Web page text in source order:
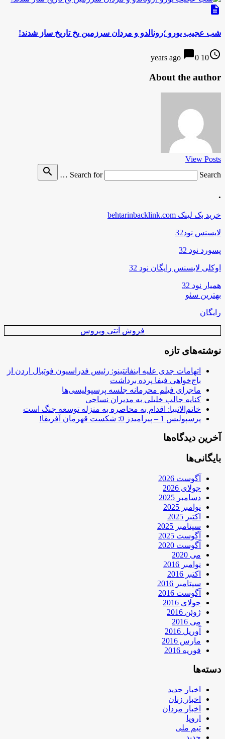
description
شب عجیب یورو ؛رونالدو و مردان سرزمین یخ تاریخ ساز شدند!
access_time
10 years ago
chat_bubble0
About the author
View Posts
Search for
Search …
search
.
خرید بک لینک behtarinbacklink.com
لایسنس نود32
پسورد نود 32
اوکلی لایسنس رایگان نود 32
همیار نود 32
بهترین سئو
رایگان
فروش آنتی ویروس
نوشته‌های تازه
اتهامات جدی علیه اینفانتینو: رئیس فدراسیون فوتبال اردن از
باج‌خواهی فیفا پرده برداشت
ماجرای فیلم محرمانه جلسه پرسپولیسی‌ها
کنایه جالب خلیلی به مدیران نساجی
خاتم‌الانبیا: اقدام به محاصره به منزله توسعه جنگ است
پرسپولیس 1 – پیرامیدز 0: شکست قهرمان آفریقا!
آخرین دیدگاه‌ها
بایگانی‌ها
آگوست 2026
جولای 2026
دسامبر 2025
نوامبر 2025
اکتبر 2025
سپتامبر 2025
آگوست 2025
آگوست 2020
می 2020
نوامبر 2016
اکتبر 2016
سپتامبر 2016
آگوست 2016
جولای 2016
ژوئن 2016
می 2016
آوریل 2016
مارس 2016
فوریه 2016
دسته‌ها
اخبار جدید
اخبار زنان
اخبار مردان
اروپا
تیم ملی
جدید